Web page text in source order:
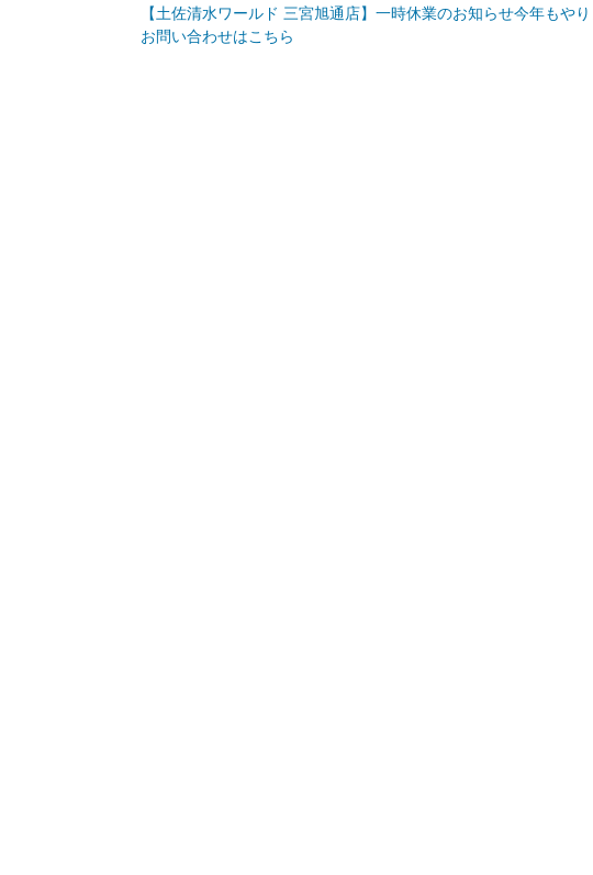
【土佐清水ワールド 三宮旭通店】一時休業のお知らせ今年もや
お問い合わせはこちら